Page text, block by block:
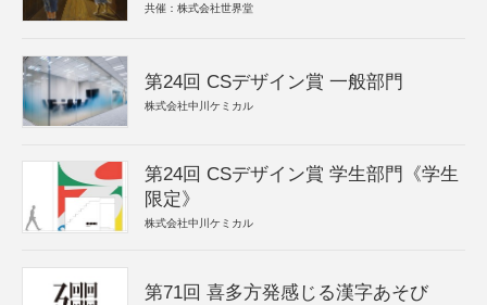
共催：株式会社世界堂
第24回 CSデザイン賞 一般部門
株式会社中川ケミカル
第24回 CSデザイン賞 学生部門《学生
限定》
株式会社中川ケミカル
第71回 喜多方発感じる漢字あそび